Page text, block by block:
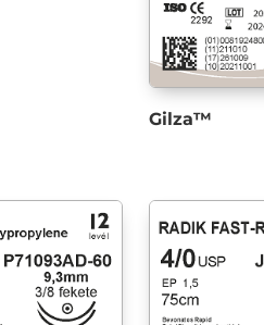
Gilza™